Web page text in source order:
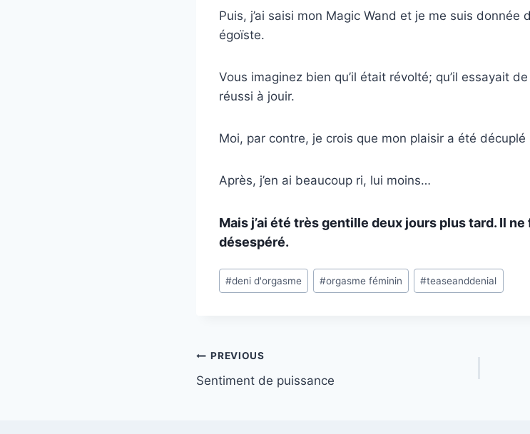
Puis, j’ai saisi mon Magic Wand et je me suis
égoïste.
Vous imaginez bien qu’il était révolté; qu’il essayait
réussi à jouir.
Moi, par contre, je crois que mon plaisir a été
Après, j’en ai beaucoup ri, lui moins…
Mais j’ai été très gentille deux jours plus tard. Il
désespéré.
Post
Tags:
#deni d'orgasme #orgasme féminin #teaseanddenial
Post
navigation
PREVIOUS
Sentiment de puissance